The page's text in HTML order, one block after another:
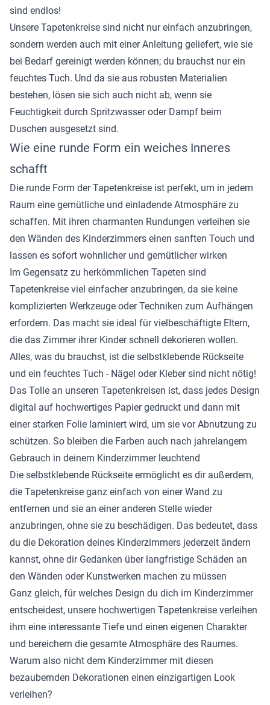
sind endlos!
Unsere Tapetenkreise sind nicht nur einfach anzubringen,
sondern werden auch mit einer Anleitung geliefert, wie sie
bei Bedarf gereinigt werden können; du brauchst nur ein
feuchtes Tuch. Und da sie aus robusten Materialien
bestehen, lösen sie sich auch nicht ab, wenn sie
Feuchtigkeit durch Spritzwasser oder Dampf beim
Duschen ausgesetzt sind.
Wie eine runde Form ein weiches Inneres
schafft
Die runde Form der Tapetenkreise ist perfekt, um in jedem
Raum eine gemütliche und einladende Atmosphäre zu
schaffen. Mit ihren charmanten Rundungen verleihen sie
den Wänden des Kinderzimmers einen sanften Touch und
lassen es sofort wohnlicher und gemütlicher wirken
Im Gegensatz zu herkömmlichen Tapeten sind
Tapetenkreise viel einfacher anzubringen, da sie keine
komplizierten Werkzeuge oder Techniken zum Aufhängen
erfordern. Das macht sie ideal für vielbeschäftigte Eltern,
die das Zimmer ihrer Kinder schnell dekorieren wollen.
Alles, was du brauchst, ist die selbstklebende Rückseite
und ein feuchtes Tuch - Nägel oder Kleber sind nicht nötig!
Das Tolle an unseren Tapetenkreisen ist, dass jedes Design
digital auf hochwertiges Papier gedruckt und dann mit
einer starken Folie laminiert wird, um sie vor Abnutzung zu
schützen. So bleiben die Farben auch nach jahrelangem
Gebrauch in deinem Kinderzimmer leuchtend
Die selbstklebende Rückseite ermöglicht es dir außerdem,
die Tapetenkreise ganz einfach von einer Wand zu
entfernen und sie an einer anderen Stelle wieder
anzubringen, ohne sie zu beschädigen. Das bedeutet, dass
du die Dekoration deines Kinderzimmers jederzeit ändern
kannst, ohne dir Gedanken über langfristige Schäden an
den Wänden oder Kunstwerken machen zu müssen
Ganz gleich, für welches Design du dich im Kinderzimmer
entscheidest, unsere hochwertigen Tapetenkreise verleihen
ihm eine interessante Tiefe und einen eigenen Charakter
und bereichern die gesamte Atmosphäre des Raumes.
Warum also nicht dem Kinderzimmer mit diesen
bezaubernden Dekorationen einen einzigartigen Look
verleihen?